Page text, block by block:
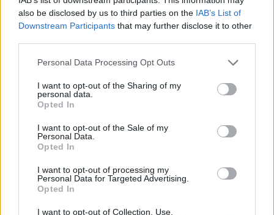
also be disclosed by us to third parties on the IAB’s List of
Downstream Participants that may further disclose it to other
Please note that this website/app uses one or more Google
not limited to your visit or usage behaviour. You may click to
grant or deny consent to Google and its third-party tags to
use your data for below specified purposes in below Google
consent section.
Personal Data Processing Opt Outs
I want to opt-out of the Sharing of my
personal data.
Opted In
I want to opt-out of the Sale of my
Personal Data.
Opted In
I want to opt-out of processing my
Personal Data for Targeted Advertising.
Opted In
I want to opt-out of Collection, Use,
Dunaújvárosi Egyesített Kórus koncertjével és
fogadással. A Dunaújvárosi Egyesített Kórus hetven
tagja magyar zeneszerzők műveiből és népdalokból
Párizsi Collegium Hungaricumban
debreceni Csokonai Színház előadásában, Árkosi
Árpád rendezésében. A 2011-ben elhunyt Kossuth-
egy kultúra továbbadásának lehetőségét vizsgálja.